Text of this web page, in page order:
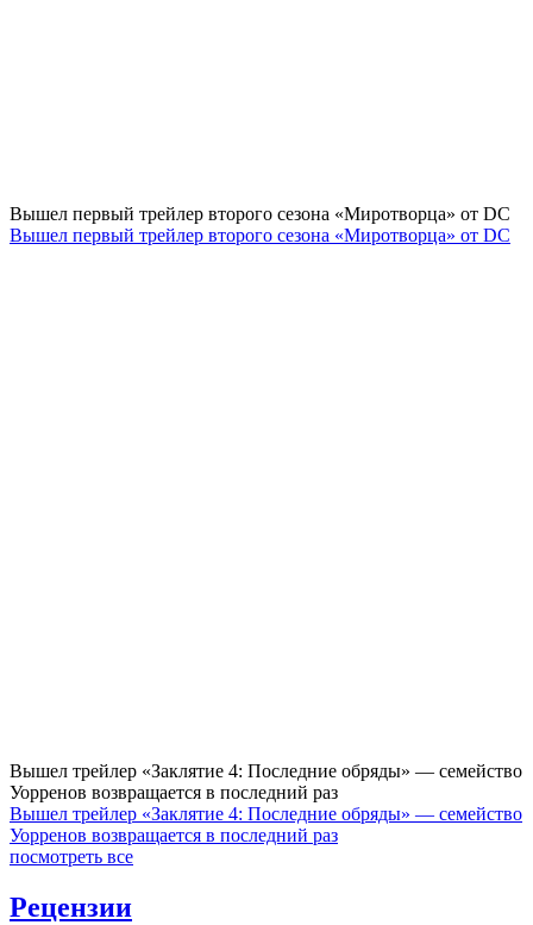
Вышел первый трейлер второго сезона «Миротворца» от DC
Вышел первый трейлер второго сезона «Миротворца» от DC
Вышел трейлер «Заклятие 4: Последние обряды» — семейство
Уорренов возвращается в последний раз
Вышел трейлер «Заклятие 4: Последние обряды» — семейство
Уорренов возвращается в последний раз
посмотреть все
Рецензии